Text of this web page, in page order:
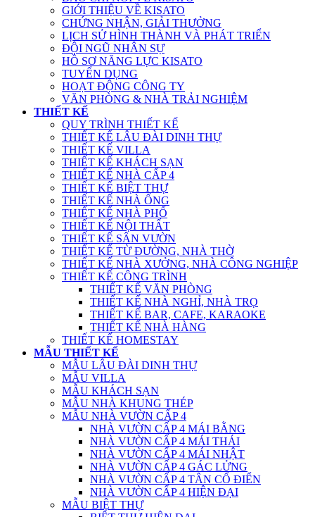
GIỚI THIỆU VỀ KISATO
CHỨNG NHẬN, GIẢI THƯỞNG
LỊCH SỬ HÌNH THÀNH VÀ PHÁT TRIỂN
ĐỘI NGŨ NHÂN SỰ
HỒ SƠ NĂNG LỰC KISATO
TUYỂN DỤNG
HOẠT ĐỘNG CÔNG TY
VĂN PHÒNG & NHÀ TRẢI NGHIỆM
THIẾT KẾ
QUY TRÌNH THIẾT KẾ
THIẾT KẾ LÂU ĐÀI DINH THỰ
THIẾT KẾ VILLA
THIẾT KẾ KHÁCH SẠN
THIẾT KẾ NHÀ CẤP 4
THIẾT KẾ BIỆT THỰ
THIẾT KẾ NHÀ ỐNG
THIẾT KẾ NHÀ PHỐ
THIẾT KẾ NỘI THẤT
THIẾT KẾ SÂN VƯỜN
THIẾT KẾ TỪ ĐƯỜNG, NHÀ THỜ
THIẾT KẾ NHÀ XƯỞNG, NHÀ CÔNG NGHIỆP
THIẾT KẾ CÔNG TRÌNH
THIẾT KẾ VĂN PHÒNG
THIẾT KẾ NHÀ NGHỈ, NHÀ TRỌ
THIẾT KẾ BAR, CAFE, KARAOKE
THIẾT KẾ NHÀ HÀNG
THIẾT KẾ HOMESTAY
MẪU THIẾT KẾ
MẪU LÂU ĐÀI DINH THỰ
MẪU VILLA
MẪU KHÁCH SẠN
MẪU NHÀ KHUNG THÉP
MẪU NHÀ VƯỜN CẤP 4
NHÀ VƯỜN CẤP 4 MÁI BẰNG
NHÀ VƯỜN CẤP 4 MÁI THÁI
NHÀ VƯỜN CẤP 4 MÁI NHẬT
NHÀ VƯỜN CẤP 4 GÁC LỬNG
NHÀ VƯỜN CẤP 4 TÂN CỔ ĐIỂN
NHÀ VƯỜN CẤP 4 HIỆN ĐẠI
MẪU BIỆT THỰ